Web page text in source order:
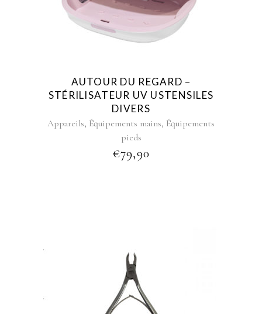
AUTOUR DU REGARD –
STÉRILISATEUR UV USTENSILES
DIVERS
Appareils, Équipements mains, Équipements
pieds
€79,90